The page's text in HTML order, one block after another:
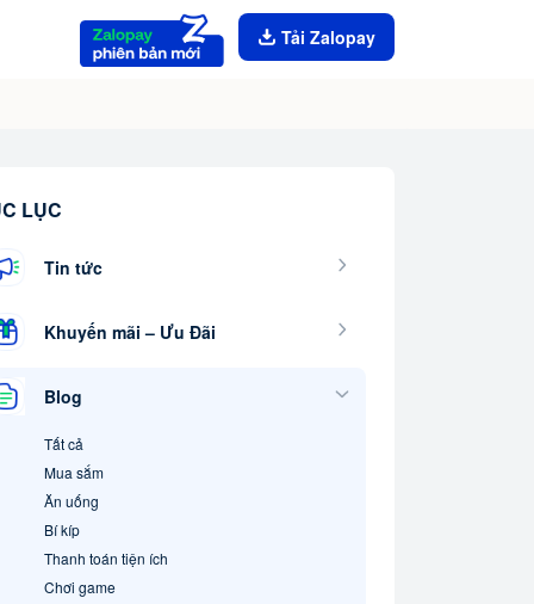
Tải Zalopay
LỤC
Tin tức
Khuyến mãi – Ưu Đãi
Blog
Tất cả
Mua sắm
Ăn uống
Bí kíp
Thanh toán tiện ích
Chơi game